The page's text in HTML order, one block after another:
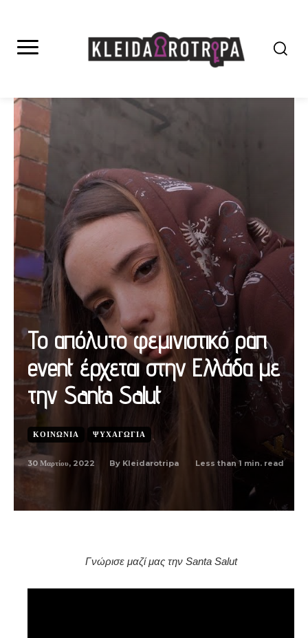
Το απόλυτο φεμινιστικό ραπ
event έρχεται στην Ελλάδα με
την Santa Salut
ΚΟΙΝΩΝΊΑ ΨΥΧΑΓΩΓΊΑ
30 Μαρτίου, 2022 By Kleidarotripa Less than 1 min. read
Γνώρισε μαζί μας την Santa Salut